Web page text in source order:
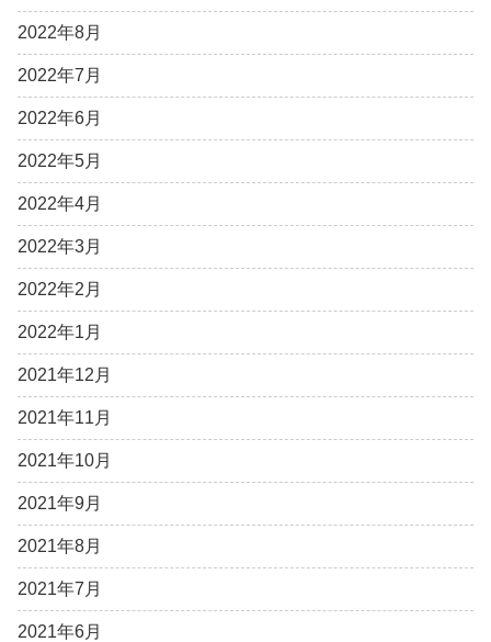
2022年8月
2022年7月
2022年6月
2022年5月
2022年4月
2022年3月
2022年2月
2022年1月
2021年12月
2021年11月
2021年10月
2021年9月
2021年8月
2021年7月
2021年6月